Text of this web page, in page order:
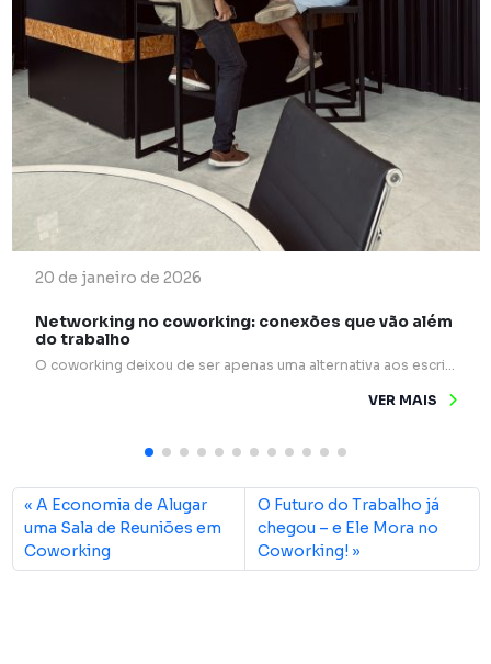
20 de janeiro de 2026
Networking no coworking: conexões que vão além
do trabalho
O coworking deixou de ser apenas uma alternativa aos escritórios tradicionais e passou a ocupar um papel estratégico na forma como profissionais e empresas se relacionam. Mais do que mesas compartilhadas e internet rápida, esses espaços são verdadeiros pontos de encontro para ideias, experiências e oportunidades. Um dos grandes diferenciais do coworking é o networking […]
VER MAIS
A Economia de Alugar
uma Sala de Reuniões em
Coworking
O Futuro do Trabalho já
chegou – e Ele Mora no
Coworking!